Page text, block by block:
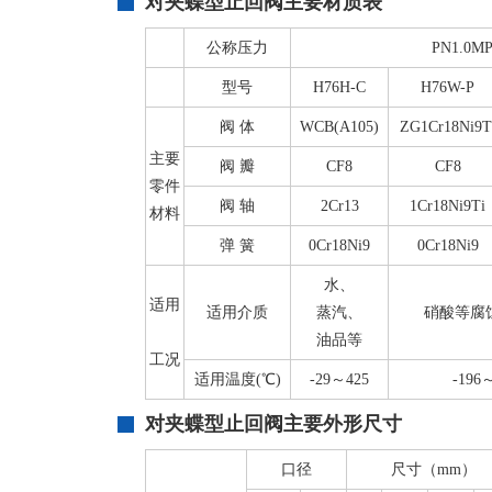
公称压力
型号 H76H-C H76W-P
主要
零件
材料
阀 体 WCB(A105)
阀 瓣 CF8 CF8
阀 轴 2Cr13 1Cr18Ni9Ti
弹 簧 0Cr18Ni9 0Cr18Ni9
适用
工况
适用介质
水、
蒸汽、
油品等
硝酸等腐
适用温度(℃) -29～425 -196
对夹蝶型止回阀主要外形尺寸
口径 尺寸（mm）